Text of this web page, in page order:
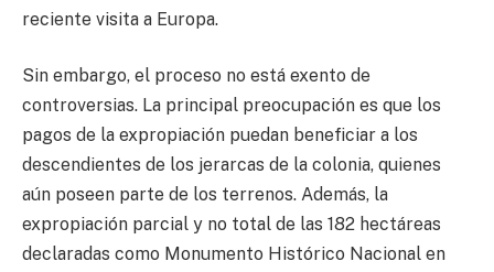
reciente visita a Europa.
Sin embargo, el proceso no está exento de
controversias. La principal preocupación es que los
pagos de la expropiación puedan beneficiar a los
descendientes de los jerarcas de la colonia, quienes
aún poseen parte de los terrenos. Además, la
expropiación parcial y no total de las 182 hectáreas
declaradas como Monumento Histórico Nacional en